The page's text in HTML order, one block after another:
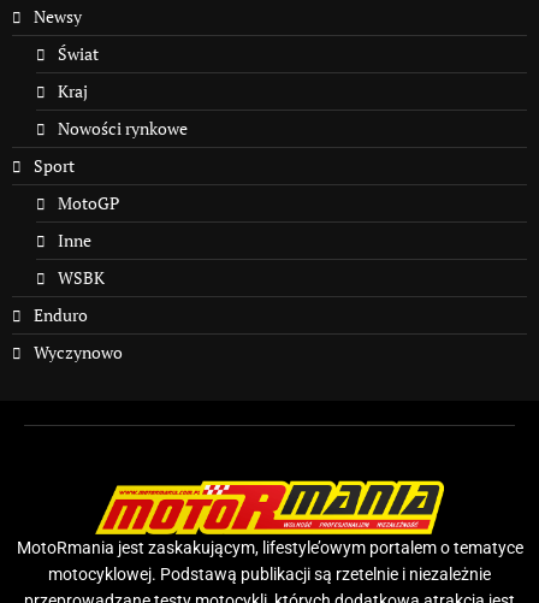
Newsy
Świat
Kraj
Nowości rynkowe
Sport
MotoGP
Inne
WSBK
Enduro
Wyczynowo
MotoRmania jest zaskakującym, lifestyle’owym portalem o tematyce
motocyklowej. Podstawą publikacji są rzetelnie i niezależnie